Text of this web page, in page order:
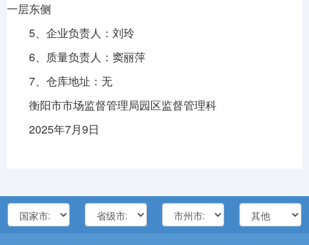
一层东侧
5、企业负责人：刘玲
6、质量负责人：窦丽萍
7、仓库地址：无
衡阳市市场监督管理局园区监督管理科
2025年7月9日